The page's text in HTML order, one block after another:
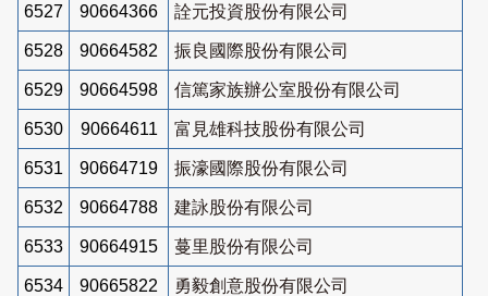
6527 90664366 詮元投資股份有限公司
6528 90664582 振良國際股份有限公司
6529 90664598 信篤家族辦公室股份有限公司
6530 90664611 富見雄科技股份有限公司
6531 90664719 振濠國際股份有限公司
6532 90664788 建詠股份有限公司
6533 90664915 蔓里股份有限公司
6534 90665822 勇毅創意股份有限公司